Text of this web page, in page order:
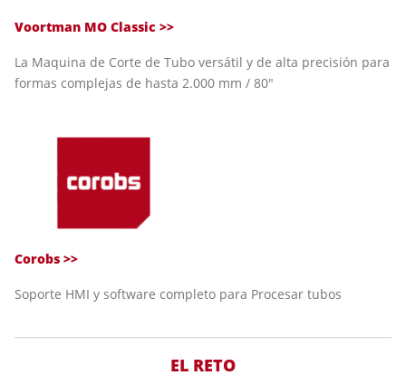
Voortman MO Classic >>
La Maquina de Corte de Tubo versátil y de alta precisión para
formas complejas de hasta 2.000 mm / 80"
Corobs >>
Soporte HMI y software completo para Procesar tubos
EL RETO